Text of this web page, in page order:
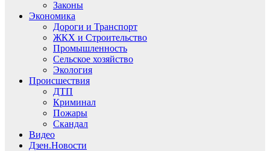
Законы
Экономика
Дороги и Транспорт
ЖКХ и Строительство
Промышленность
Сельское хозяйство
Экология
Происшествия
ДТП
Криминал
Пожары
Скандал
Видео
Дзен.Новости